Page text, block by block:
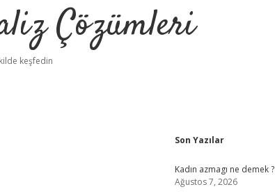
Çözümleri
keşfedin
Sidebar
Son Yazılar
Kadın azmagı ne demek ?
Ağustos 7, 2026